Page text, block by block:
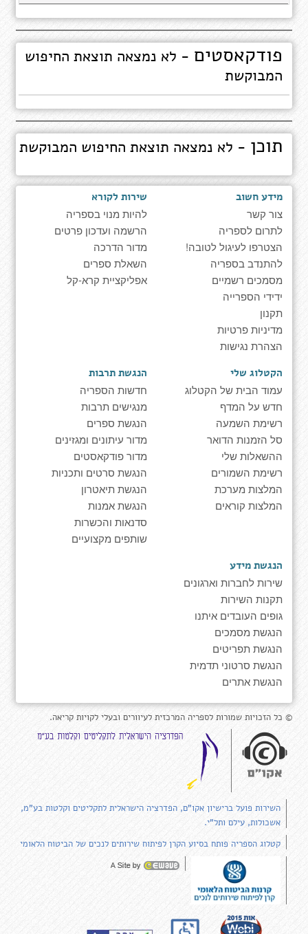
פודקאסטים - לא נמצאה תוצאת החיפוש
המבוקשת
תוכן - לא נמצאה תוצאת החיפוש המבוקשת
מידע חשוב
צור קשר
לתרום לספריה
הצטרפו לעיגול לטובה!
להתנדב בספריה
מסמכים רשמיים
ידידי הספרייה
תקנון
מדיניות פרטיות
הצהרת נגישות
שירות לקורא
להיות מנוי בספריה
הרשמה ועדכון פרטים
מדור הדרכה
השאלת ספרים
אפליקציית קרא-קל
הקטלוג שלי
עמוד הבית של הקטלוג
חדש על המדף
רשימת השמעה
סל הזמנות הדואר
ההשאלות שלי
רשימת השמורים
המלצות מערכת
המלצות קוראים
הנגשת תרבות
חדשות הספריה
מנגישים תרבות
הנגשת ספרים
מדור עיתונים ומגזינים
מדור פודקאסטים
הנגשת סרטים ותכניות
הנגשת תיאטרון
הנגשת אמנות
סדנאות והכשרות
שותפים מקצועיים
הנגשת מידע
שירות לחברות וארגונים
תקנות השירות
גופים העובדים איתנו
הנגשת מסמכים
הנגשת תפריטים
הנגשת סרטוני תדמית
הנגשת אתרים
© כל הזכויות שמורות לספריה המרכזית לעיוורים ובעלי לקויות קריאה.
השירות פועל ברישיון אקו"ם, הפדרציה הישראלית לתקליטים וקלטות בע"מ,
אשכולות, עילם ותל"י.
קטלוג הספריה פותח בסיוע הקרן לפיתוח שירותים לנכים של הביטוח הלאומי